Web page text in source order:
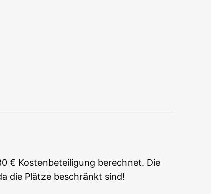
€ Kos­ten­be­tei­li­gung berech­net. Die
die Plät­ze beschränkt sind!